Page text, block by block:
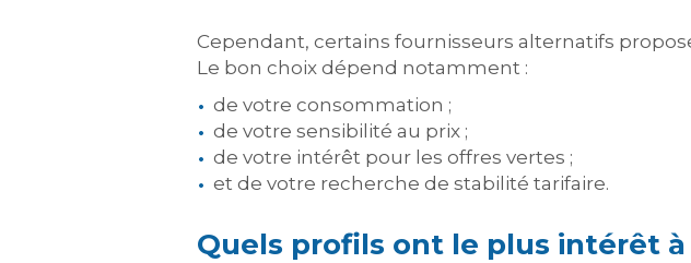
Cependant, certains fournisseurs alternatifs
Le bon choix dépend notamment :
de votre consommation ;
de votre sensibilité au prix ;
de votre intérêt pour les offres vertes ;
et de votre recherche de stabilité tarifaire.
Quels profils ont le plus intérêt